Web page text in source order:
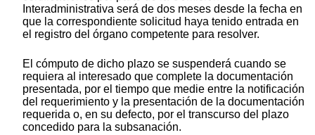
Interadministrativa será de dos meses desde la fecha en
que la correspondiente solicitud haya tenido entrada en
el registro del órgano competente para resolver.
El cómputo de dicho plazo se suspenderá cuando se
requiera al interesado que complete la documentación
presentada, por el tiempo que medie entre la notificación
del requerimiento y la presentación de la documentación
requerida o, en su defecto, por el transcurso del plazo
concedido para la subsanación.